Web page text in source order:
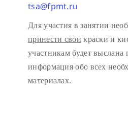
tsa@fpmt.ru
Для участия в занятии
принести свои краски и
участникам будет выслана
информация обо всех
материалах.